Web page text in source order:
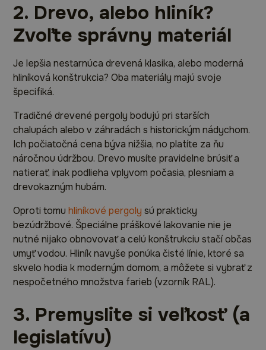
2. Drevo, alebo hliník?
Zvoľte správny materiál
Je lepšia nestarnúca drevená klasika, alebo moderná
hliníková konštrukcia? Oba materiály majú svoje
špecifiká.
Tradičné drevené pergoly bodujú pri starších
chalupách alebo v záhradách s historickým nádychom.
Ich počiatočná cena býva nižšia, no platíte za ňu
náročnou údržbou. Drevo musíte pravidelne brúsiť a
natierať, inak podlieha vplyvom počasia, plesniam a
drevokazným hubám.
Oproti tomuhliníkové pergoly sú prakticky
bezúdržbové. Špeciálne práškové lakovanie nie je
nutné nijako obnovovať a celú konštrukciu stačí občas
umyť vodou. Hliník navyše ponúka čisté línie, ktoré sa
skvelo hodia k moderným domom, a môžete si vybrať z
nespočetného množstva farieb (vzorník RAL).
3. Premyslite si veľkosť (a
legislatívu)